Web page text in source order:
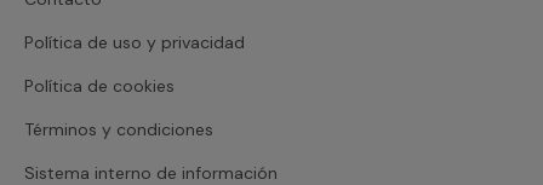
Política de uso y privacidad
Política de cookies
Términos y condiciones
Sistema interno de información